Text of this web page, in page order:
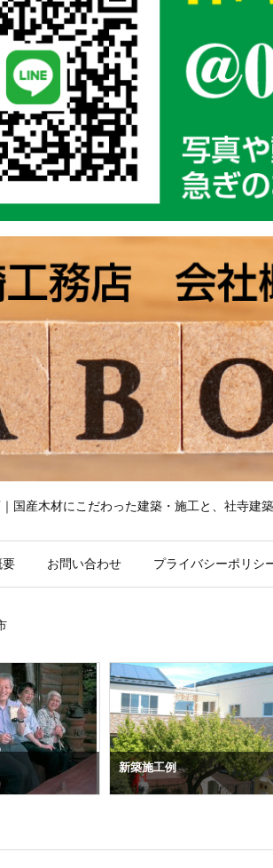
国産木材にこだわった建築・施工と、社寺建
要 お問い合わせ プライバシーポリシ
新築施工例